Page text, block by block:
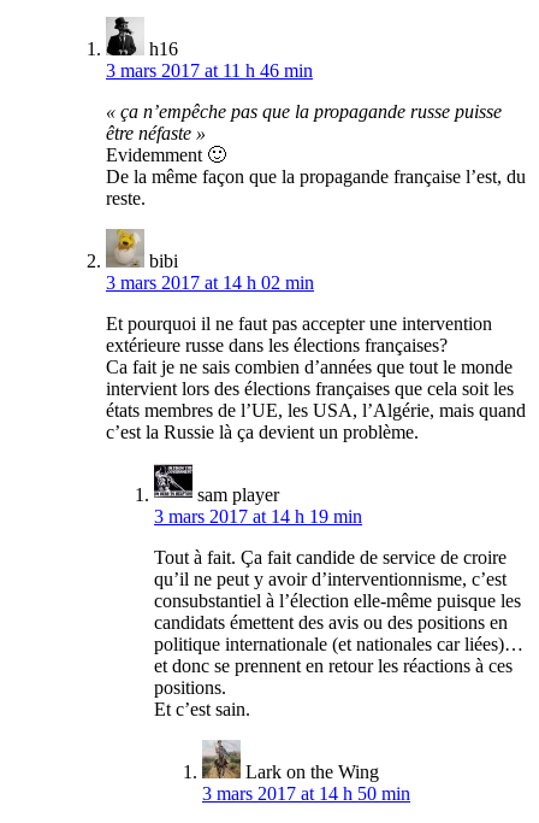
h16
3 mars 2017 at 11 h 46 min
« ça n’empêche pas que la propagande russe puisse
être néfaste »
Evidemment 🙂
De la même façon que la propagande française l’est, du
reste.
bibi
3 mars 2017 at 14 h 02 min
Et pourquoi il ne faut pas accepter une intervention
extérieure russe dans les élections françaises?
Ca fait je ne sais combien d’années que tout le monde
intervient lors des élections françaises que cela soit les
états membres de l’UE, les USA, l’Algérie, mais quand
c’est la Russie là ça devient un problème.
sam player
3 mars 2017 at 14 h 19 min
Tout à fait. Ça fait candide de service de croire
qu’il ne peut y avoir d’interventionnisme, c’est
consubstantiel à l’élection elle-même puisque les
candidats émettent des avis ou des positions en
politique internationale (et nationales car liées)…
et donc se prennent en retour les réactions à ces
positions.
Et c’est sain.
Lark on the Wing
3 mars 2017 at 14 h 50 min